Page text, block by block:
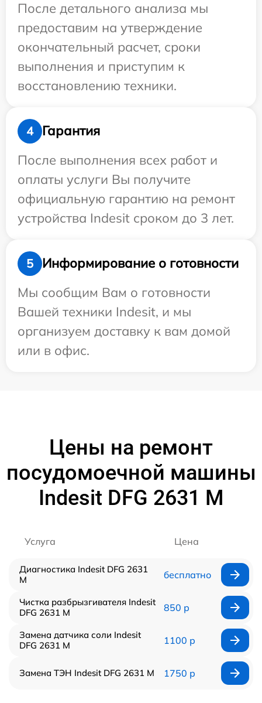
После детального анализа мы
предоставим на утверждение
окончательный расчет, сроки
выполнения и приступим к
восстановлению техники.
4
Гарантия
После выполнения всех работ и
оплаты услуги Вы получите
официальную гарантию на ремонт
устройства Indesit сроком до 3 лет.
5
Информирование о готовности
Мы сообщим Вам о готовности
Вашей техники Indesit, и мы
организуем доставку к вам домой
или в офис.
Цены на ремонт
посудомоечной машины
Indesit DFG 2631 M
Услуга Цена
Диагностика Indesit DFG 2631
M
бесплатно
Чистка разбрызгивателя Indesit
DFG 2631 M
850 р
Замена датчика соли Indesit
DFG 2631 M
1100 р
Замена ТЭН Indesit DFG 2631 M 1750 р